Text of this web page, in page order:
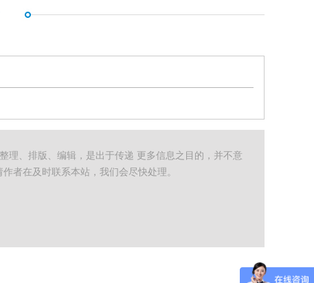
理、排版、编辑，是出于传递 更多信息之目的，并不意
者在及时联系本站，我们会尽快处理。